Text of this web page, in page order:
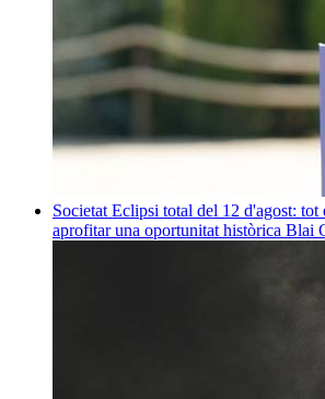
Societat Eclipsi total del 12 d'agost: tot
aprofitar una oportunitat històrica Blai